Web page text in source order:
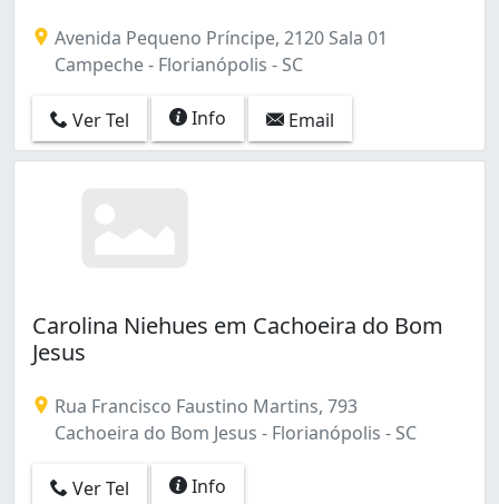
Avenida Pequeno Príncipe, 2120 Sala 01
Campeche - Florianópolis - SC
Ver Tel Info Email
Carolina Niehues em Cachoeira do Bom
Jesus
Rua Francisco Faustino Martins, 793
Cachoeira do Bom Jesus - Florianópolis - SC
Ver Tel Info